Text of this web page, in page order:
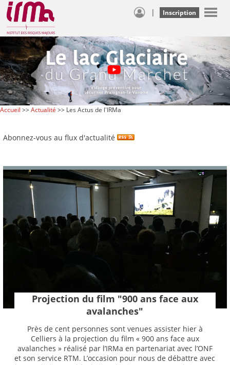
| Inscription
Accueil >>Actualité >> Les Actus de l'IRMa
Abonnez-vous au flux d'actualité
Projection du film "900 ans face aux
avalanches"
Près de cent personnes sont venues assister hier à
Celliers à la projection du film « 900 ans face aux
avalanches » réalisé par l’IRMa en partenariat avec l’ONF
et son service RTM. L’occasion pour nous de débattre avec